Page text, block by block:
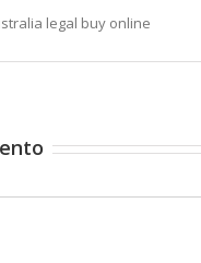
legal buy online